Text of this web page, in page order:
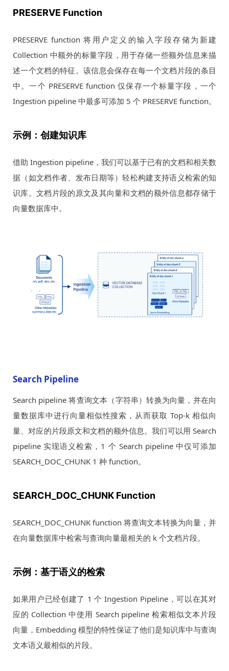
PRESERVE Function
PRESERVE function 将用户定义的输入字段存储为新建
Collection 中额外的标量字段，用于存储一些额外信息来描
述一个文档的特征。该信息会保存在每一个文档片段的条目
中。一个 PRESERVE function 仅保存一个标量字段，一个
Ingestion pipeline 中最多可添加 5 个 PRESERVE function。
示例：创建知识库
借助 Ingestion pipeline，我们可以基于已有的文档和相关数
据（如文档作者、发布日期等）轻松构建支持语义检索的知
识库。文档片段的原文及其向量和文档的额外信息都存储于
向量数据库中。
Search Pipeline
Search pipeline 将查询文本（字符串）转换为向量，并在向
量数据库中进行向量相似性搜索，从而获取 Top-k 相似向
量、对应的片段原文和文档的额外信息。我们可以用 Search
pipeline 实现语义检索，1 个 Search pipeline 中仅可添加
SEARCH_DOC_CHUNK 1 种 function。
SEARCH_DOC_CHUNK Function
SEARCH_DOC_CHUNK function 将查询文本转换为向量，并
在向量数据库中检索与查询向量最相关的 k 个文档片段。
示例：基于语义的检索
如果用户已经创建了 1 个 Ingestion Pipeline，可以在其对
应的 Collection 中使用 Search pipeline 检索相似文本片段
向量，Embedding 模型的特性保证了他们是知识库中与查询
文本语义最相似的片段。